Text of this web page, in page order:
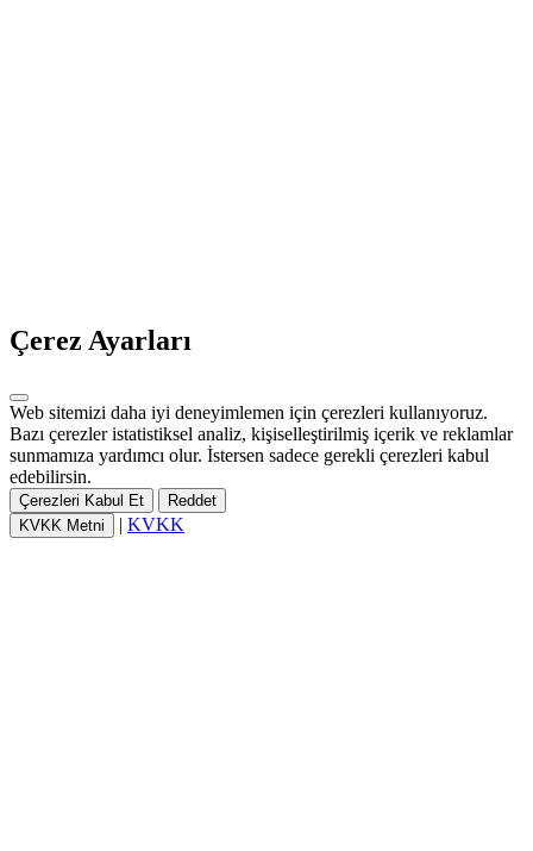
Çerez Ayarları
Web sitemizi daha iyi deneyimlemen için çerezleri kullanıyoruz.
Bazı çerezler istatistiksel analiz, kişiselleştirilmiş içerik ve reklamlar
sunmamıza yardımcı olur. İstersen sadece gerekli çerezleri kabul
edebilirsin.
Çerezleri Kabul Et
Reddet
KVKK Metni
| KVKK